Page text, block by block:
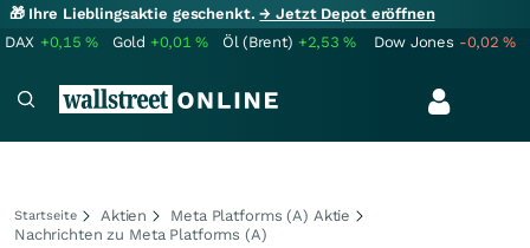
🎁 Ihre Lieblingsaktie geschenkt.→ Jetzt Depot eröffnen
DAX +0,15% Gold +0,01% Öl (Brent) +2,53% Dow Jones -0,02%
Startseite Aktien
Meta Platforms (A) Aktie
Nachrichten zu Meta Platforms (A)